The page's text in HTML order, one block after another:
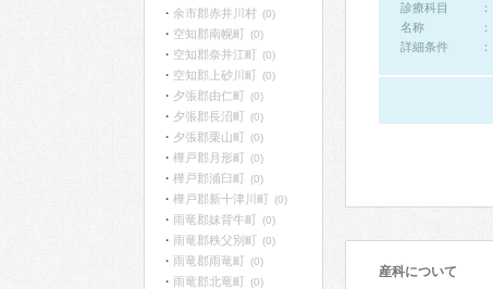
診療科目
名称
詳細条件
産科について
余市郡赤井川村 (0)
空知郡南幌町 (0)
空知郡奈井江町 (0)
空知郡上砂川町 (0)
夕張郡由仁町 (0)
夕張郡長沼町 (0)
夕張郡栗山町 (0)
樺戸郡月形町 (0)
樺戸郡浦臼町 (0)
樺戸郡新十津川町 (0)
雨竜郡妹背牛町 (0)
雨竜郡秩父別町 (0)
雨竜郡雨竜町 (0)
雨竜郡北竜町 (0)